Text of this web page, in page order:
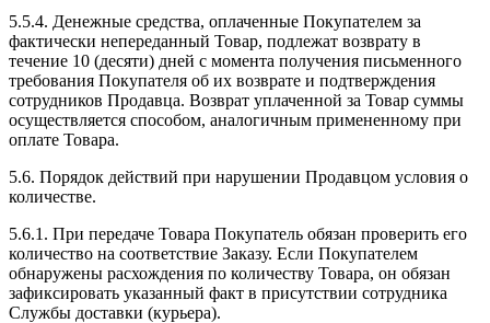
5.5.4. Денежные средства, оплаченные Покупателем за
фактически непереданный Товар, подлежат возврату в
течение 10 (десяти) дней с момента получения письменного
требования Покупателя об их возврате и подтверждения
сотрудников Продавца. Возврат уплаченной за Товар суммы
осуществляется способом, аналогичным примененному при
оплате Товара.
5.6. Порядок действий при нарушении Продавцом условия о
количестве.
5.6.1. При передаче Товара Покупатель обязан проверить его
количество на соответствие Заказу. Если Покупателем
обнаружены расхождения по количеству Товара, он обязан
зафиксировать указанный факт в присутствии сотрудника
Службы доставки (курьера).